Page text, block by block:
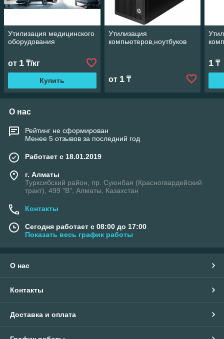
Утилизация медицинского
оборудования
от 1 ₸/кг
Купить
Утилизация
компьютеров,ноутбуков
от 1₸
1 ₸
О нас
Рейтинг не сформирован
Менее 5 отзывов за последний год
Работает с 18.01.2019
г. Алматы
Турксибский район, пр. Суюнбая (Красногвардейский
тракт), 499 "В", Алматы, Казахстан
Контакты
Сегодня работает с 08:00 до 17:00
Показать весь график работы
О нас
Контакты
Доставка и оплата